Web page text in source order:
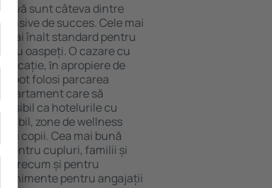
sunt câteva dintre
de succes. Cele mai
mai înalt standard pentru
oaspeți. O cazare cu
locație, ȋn apropiere de
pot folosi parcarea
apartament care să
ca hotelurile cu
zone de wellness
copii. Cea mai bună
pentru cupluri, familii și
precum și pentru
pentru angajații